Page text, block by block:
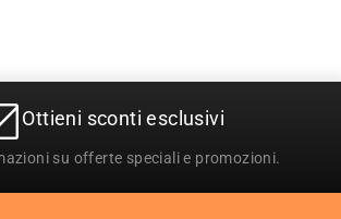
Ottieni sconti esclusivi
su offerte speciali e promozioni.